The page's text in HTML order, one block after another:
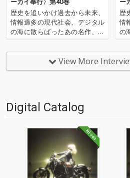
ーカイ奉行〉第40巻
歴史を追いかけ過去から未来、
情報過多の現代社会、デジタル
の海に散らばったあの名作、こ
の名作たちをひとつにまとめる
仕事人…!〈アーカイ奉行〉が今
日もデジタルの乱世を治め
る…!'''〈アーカイ奉行〉と
ー
歴
情
の
の
仕
日
る
View More
Digital Catalog